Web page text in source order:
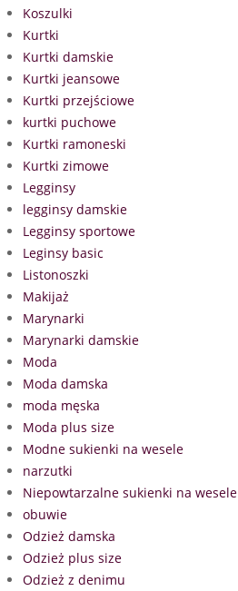
Koszulki
Kurtki
Kurtki damskie
Kurtki jeansowe
Kurtki przejściowe
kurtki puchowe
Kurtki ramoneski
Kurtki zimowe
Legginsy
legginsy damskie
Legginsy sportowe
Leginsy basic
Listonoszki
Makijaż
Marynarki
Marynarki damskie
Moda
Moda damska
moda męska
Moda plus size
Modne sukienki na wesele
narzutki
Niepowtarzalne sukienki na wesele
obuwie
Odzież damska
Odzież plus size
Odzież z denimu